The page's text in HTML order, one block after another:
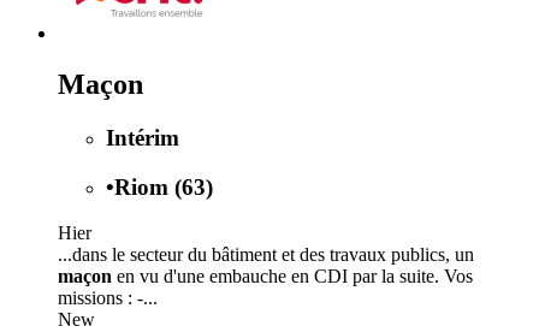
Maçon
Intérim
•Riom (63)
Hier
...dans le secteur du bâtiment et des travaux publics, un
maçon en vu d'une embauche en CDI par la suite. Vos
missions : -...
New